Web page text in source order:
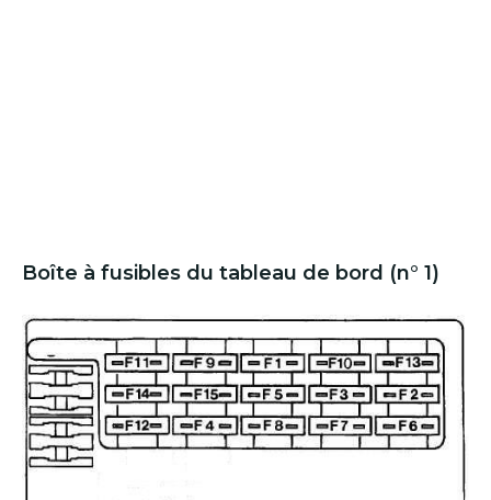
Boîte à fusibles du tableau de bord (n° 1)